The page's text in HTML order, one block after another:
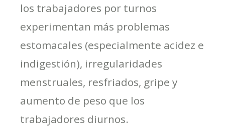
los trabajadores por turnos
experimentan más problemas
estomacales (especialmente acidez e
indigestión), irregularidades
menstruales, resfriados, gripe y
aumento de peso que los
trabajadores diurnos.